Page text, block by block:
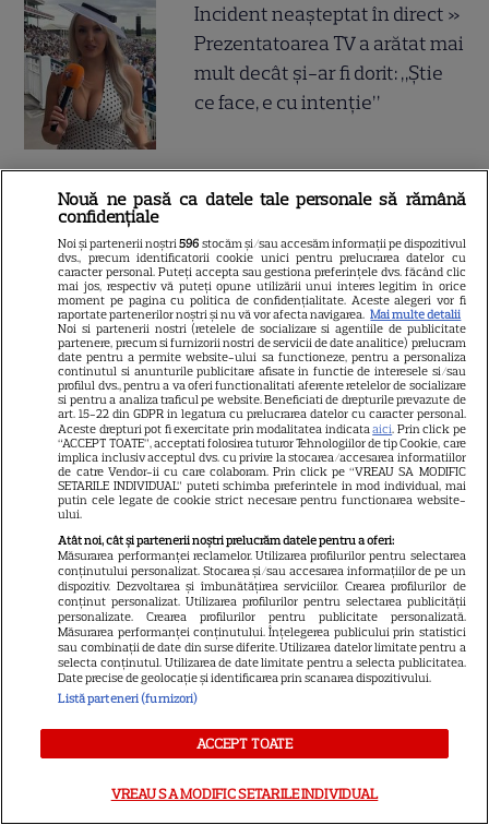
Incident neașteptat în direct »
Prezentatoarea TV a arătat mai
mult decât și-ar fi dorit: „Știe
ce face, e cu intenție”
E oficial! Ce a decis Ilie Bolojan,
lumea vorbește acum despre
asta
Tragedia înfiorătoare a
momentului în România!
Artista noastră și-a luat Adio
pe Facebook și a murit! Am
aflat chiar acum și nu ne mai
revenim din șoc! Ce i s-a
întâmplat este crunt
SERIALE
Nouă ne pasă ca datele tale personale să rămână
confidențiale
Noi și partenerii noștri596 stocăm și/sau accesăm informații pe dispozitivul
dvs., precum identificatorii cookie unici pentru prelucrarea datelor cu
caracter personal. Puteți accepta sau gestiona preferințele dvs. făcând clic
mai jos, respectiv vă puteți opune utilizării unui interes legitim în orice
moment pe pagina cu politica de confidențialitate. Aceste alegeri vor fi
raportate partenerilor noștri și nu vă vor afecta navigarea. Mai multe detalii
Noi si partenerii nostri (retelele de socializare si agentiile de publicitate
partenere, precum si furnizorii nostri de servicii de date analitice) prelucram
date pentru a permite website-ului sa functioneze, pentru a personaliza
continutul si anunturile publicitare afisate in functie de interesele si/sau
profilul dvs., pentru a va oferi functionalitati aferente retelelor de socializare
si pentru a analiza traficul pe website. Beneficiati de drepturile prevazute de
art. 15-22 din GDPR in legatura cu prelucrarea datelor cu caracter personal.
Aceste drepturi pot fi exercitate prin modalitatea indicataaici. Prin click pe
“ACCEPT TOATE”, acceptati folosirea tuturor Tehnologiilor de tip Cookie, care
implica inclusiv acceptul dvs. cu privire la stocarea/accesarea informatiilor
de catre Vendor-ii cu care colaboram. Prin click pe “VREAU SA MODIFIC
SETARILE INDIVIDUAL” puteti schimba preferintele in mod individual, mai
putin cele legate de cookie strict necesare pentru functionarea website-
ului.
Atât noi, cât și partenerii noștri prelucrăm datele pentru a oferi:
Măsurarea performanței reclamelor. Utilizarea profilurilor pentru selectarea
conținutului personalizat. Stocarea și/sau accesarea informațiilor de pe un
dispozitiv. Dezvoltarea și îmbunătățirea serviciilor. Crearea profilurilor de
conținut personalizat. Utilizarea profilurilor pentru selectarea publicității
personalizate. Crearea profilurilor pentru publicitate personalizată.
Măsurarea performanței conținutului. Înțelegerea publicului prin statistici
sau combinații de date din surse diferite. Utilizarea datelor limitate pentru a
selecta conținutul. Utilizarea de date limitate pentru a selecta publicitatea.
Date precise de geolocație și identificarea prin scanarea dispozitivului.
Listă parteneri (furnizori)
ACCEPT TOATE
VREAU SA MODIFIC SETARILE INDIVIDUAL